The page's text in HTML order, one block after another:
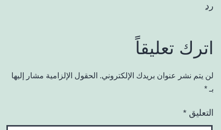
رد
اترك تعليقاً
لن يتم نشر عنوان بريدك الإلكتروني. الحقول الإلزامية مشار إليها
بـ*
التعليق *